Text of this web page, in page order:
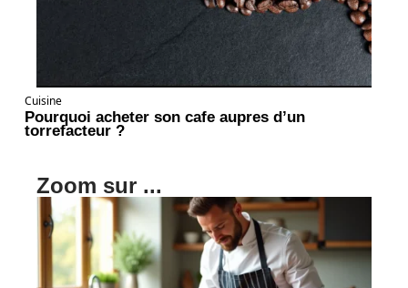
Cuisine
Pourquoi acheter son cafe aupres d’un
torrefacteur ?
Zoom sur ...